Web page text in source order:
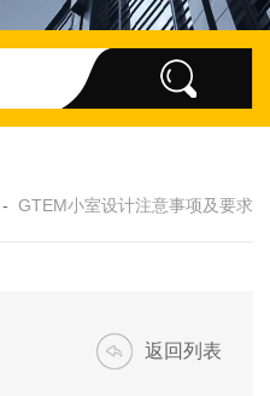
- GTEM小室设计注意事项及要求
返回列表